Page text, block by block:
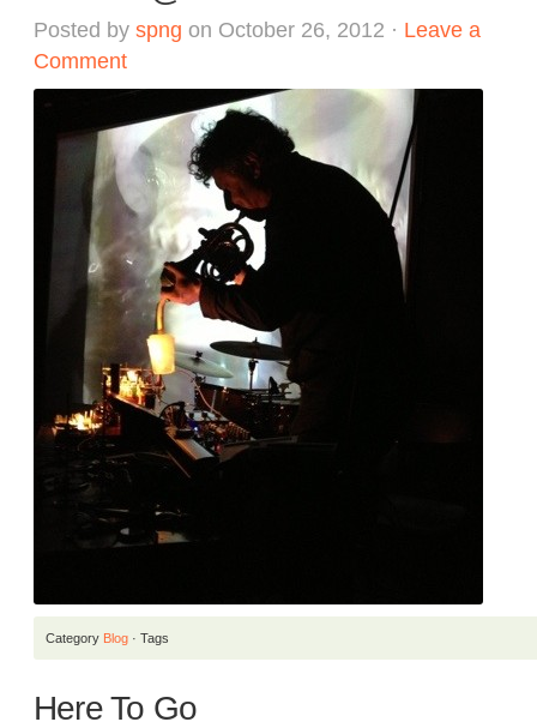
Posted by spng on October 26, 2012 · Leave a
Comment
Category Blog · Tags
Here To Go